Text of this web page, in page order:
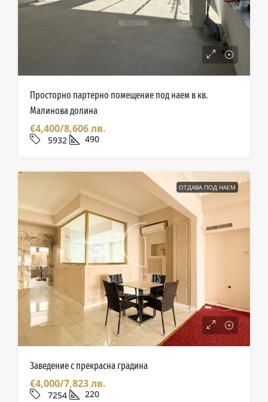
Просторно партерно помещение под наем в кв.
Малинова долина
€4,400/8,606 лв.
5932 490
ОТДАВА ПОД НАЕМ
Заведение с прекрасна градина
€4,000/7,823 лв.
7254 220